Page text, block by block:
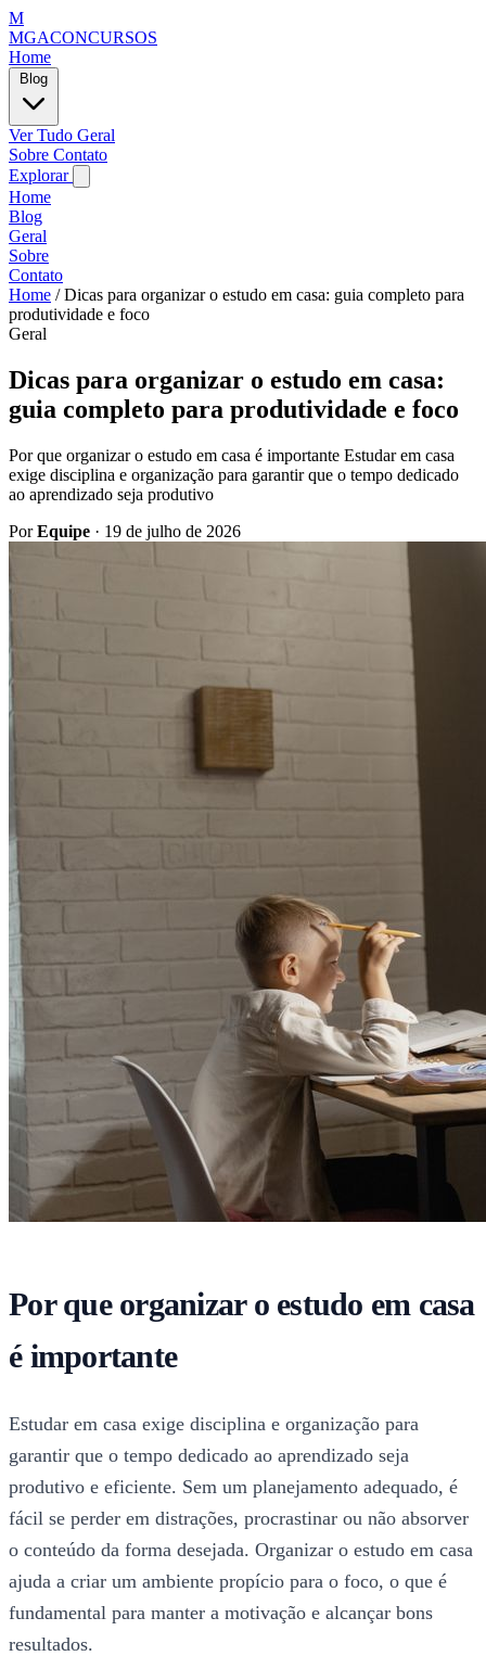
M
MGACONCURSOS
Home
Ver Tudo Geral
Sobre Contato
Explorar
Home
Blog
Geral
Sobre
Contato
Home / Dicas para organizar o estudo em casa: guia completo para
produtividade e foco
Geral
Dicas para organizar o estudo em casa:
guia completo para produtividade e foco
Por que organizar o estudo em casa é importante Estudar em casa
exige disciplina e organização para garantir que o tempo dedicado
ao aprendizado seja produtivo
PorEquipe · 19 de julho de 2026
Por que organizar o estudo em casa
é importante
Estudar em casa exige disciplina e organização para
garantir que o tempo dedicado ao aprendizado seja
produtivo e eficiente. Sem um planejamento adequado, é
fácil se perder em distrações, procrastinar ou não absorver
o conteúdo da forma desejada. Organizar o estudo em casa
ajuda a criar um ambiente propício para o foco, o que é
fundamental para manter a motivação e alcançar bons
resultados.